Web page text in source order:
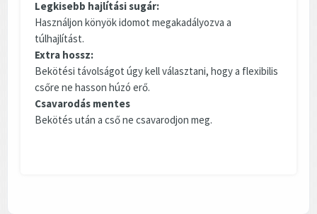
Legkisebb hajlítási sugár:
Használjon könyök idomot megakadályozva a
túlhajlítást.
Extra hossz:
Bekötési távolságot úgy kell választani, hogy a flexibilis
csőre ne hasson húzó erő.
Csavarodás mentes
Bekötés után a cső ne csavarodjon meg.